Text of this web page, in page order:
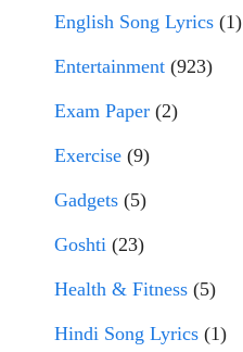
English Song Lyrics (1)
Entertainment (923)
Exam Paper (2)
Exercise (9)
Gadgets (5)
Goshti (23)
Health & Fitness (5)
Hindi Song Lyrics (1)